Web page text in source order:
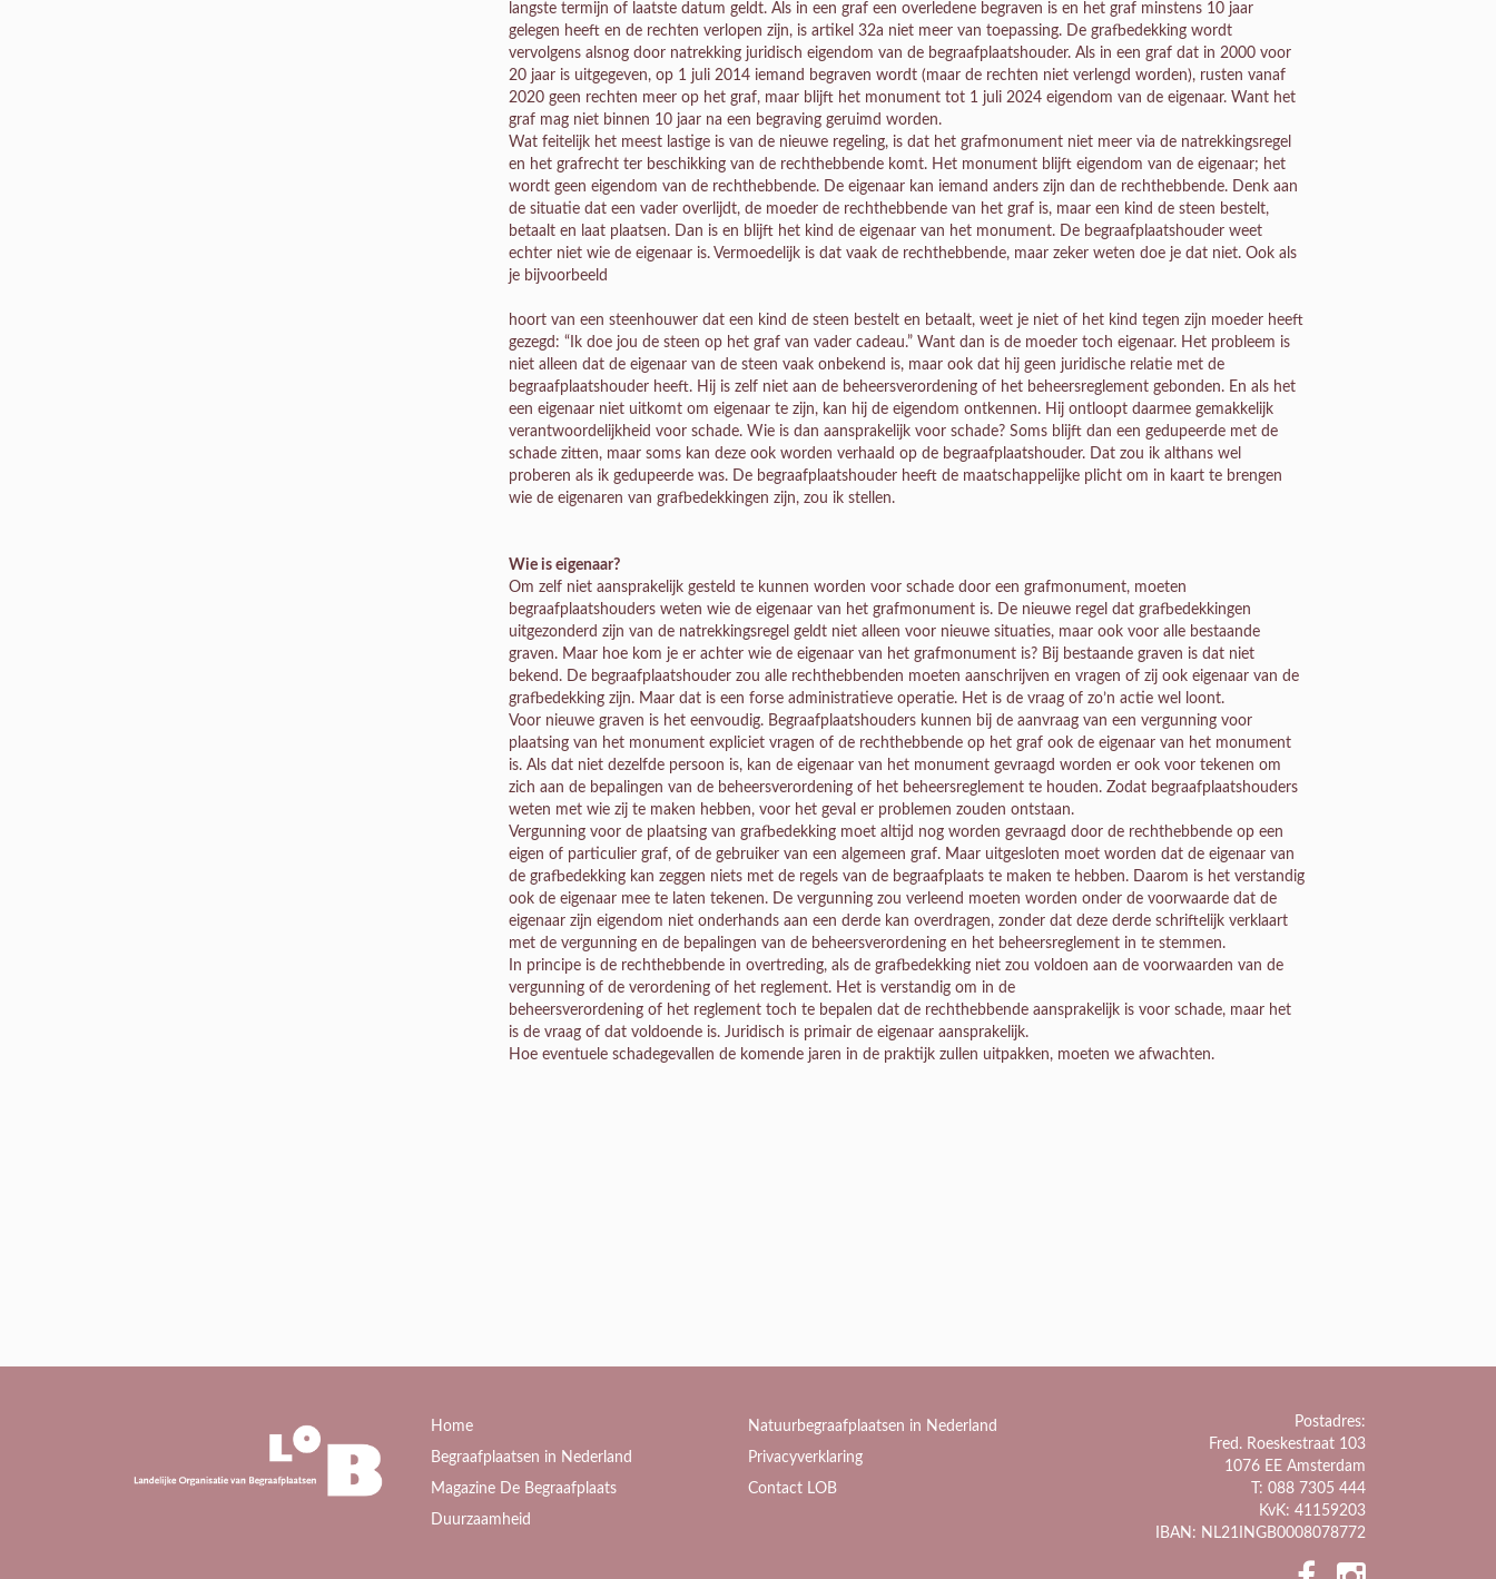
langste termijn of laatste datum geldt. Als in een graf een overledene begraven is en het graf minstens 10 jaar
gelegen heeft en de rechten verlopen zijn, is artikel 32a niet meer van toepassing. De grafbedekking wordt
vervolgens alsnog door natrekking juridisch eigendom van de begraafplaatshouder. Als in een graf dat in 2000 voor
20 jaar is uitgegeven, op 1 juli 2014 iemand begraven wordt (maar de rechten niet verlengd worden), rusten vanaf
2020 geen rechten meer op het graf, maar blijft het monument tot 1 juli 2024 eigendom van de eigenaar. Want het
graf mag niet binnen 10 jaar na een begraving geruimd worden.
Wat feitelijk het meest lastige is van de nieuwe regeling, is dat het grafmonument niet meer via de natrekkingsregel
en het grafrecht ter beschikking van de rechthebbende komt. Het monument blijft eigendom van de eigenaar; het
wordt geen eigendom van de rechthebbende. De eigenaar kan iemand anders zijn dan de rechthebbende. Denk aan
de situatie dat een vader overlijdt, de moeder de rechthebbende van het graf is, maar een kind de steen bestelt,
betaalt en laat plaatsen. Dan is en blijft het kind de eigenaar van het monument. De begraafplaatshouder weet
echter niet wie de eigenaar is. Vermoedelijk is dat vaak de rechthebbende, maar zeker weten doe je dat niet. Ook als
je bijvoorbeeld
hoort van een steenhouwer dat een kind de steen bestelt en betaalt, weet je niet of het kind tegen zijn moeder heeft
gezegd: “Ik doe jou de steen op het graf van vader cadeau.” Want dan is de moeder toch eigenaar. Het probleem is
niet alleen dat de eigenaar van de steen vaak onbekend is, maar ook dat hij geen juridische relatie met de
begraafplaatshouder heeft. Hij is zelf niet aan de beheersverordening of het beheersreglement gebonden. En als het
een eigenaar niet uitkomt om eigenaar te zijn, kan hij de eigendom ontkennen. Hij ontloopt daarmee gemakkelijk
verantwoordelijkheid voor schade. Wie is dan aansprakelijk voor schade? Soms blijft dan een gedupeerde met de
schade zitten, maar soms kan deze ook worden verhaald op de begraafplaatshouder. Dat zou ik althans wel
proberen als ik gedupeerde was. De begraafplaatshouder heeft de maatschappelijke plicht om in kaart te brengen
wie de eigenaren van grafbedekkingen zijn, zou ik stellen.
Wie is eigenaar?
Om zelf niet aansprakelijk gesteld te kunnen worden voor schade door een grafmonument, moeten
begraafplaatshouders weten wie de eigenaar van het grafmonument is. De nieuwe regel dat grafbedekkingen
uitgezonderd zijn van de natrekkingsregel geldt niet alleen voor nieuwe situaties, maar ook voor alle bestaande
graven. Maar hoe kom je er achter wie de eigenaar van het grafmonument is? Bij bestaande graven is dat niet
bekend. De begraafplaatshouder zou alle rechthebbenden moeten aanschrijven en vragen of zij ook eigenaar van de
grafbedekking zijn. Maar dat is een forse administratieve operatie. Het is de vraag of zo’n actie wel loont.
Voor nieuwe graven is het eenvoudig. Begraafplaatshouders kunnen bij de aanvraag van een vergunning voor
plaatsing van het monument expliciet vragen of de rechthebbende op het graf ook de eigenaar van het monument
is. Als dat niet dezelfde persoon is, kan de eigenaar van het monument gevraagd worden er ook voor tekenen om
zich aan de bepalingen van de beheersverordening of het beheersreglement te houden. Zodat begraafplaatshouders
weten met wie zij te maken hebben, voor het geval er problemen zouden ontstaan.
Vergunning voor de plaatsing van grafbedekking moet altijd nog worden gevraagd door de rechthebbende op een
eigen of particulier graf, of de gebruiker van een algemeen graf. Maar uitgesloten moet worden dat de eigenaar van
de grafbedekking kan zeggen niets met de regels van de begraafplaats te maken te hebben. Daarom is het verstandig
ook de eigenaar mee te laten tekenen. De vergunning zou verleend moeten worden onder de voorwaarde dat de
eigenaar zijn eigendom niet onderhands aan een derde kan overdragen, zonder dat deze derde schriftelijk verklaart
met de vergunning en de bepalingen van de beheersverordening en het beheersreglement in te stemmen.
In principe is de rechthebbende in overtreding, als de grafbedekking niet zou voldoen aan de voorwaarden van de
vergunning of de verordening of het reglement. Het is verstandig om in de
beheersverordening of het reglement toch te bepalen dat de rechthebbende aansprakelijk is voor schade, maar het
is de vraag of dat voldoende is. Juridisch is primair de eigenaar aansprakelijk.
Hoe eventuele schadegevallen de komende jaren in de praktijk zullen uitpakken, moeten we afwachten.
Home
Begraafplaatsen in Nederland
Magazine De Begraafplaats
Duurzaamheid
Natuurbegraafplaatsen in Nederland
Privacyverklaring
Contact LOB
Postadres:
Fred. Roeskestraat 103
1076 EE Amsterdam
T: 088 7305 444
KvK: 41159203
IBAN: NL21INGB0008078772